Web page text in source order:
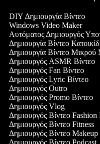
DIY Δημιουργία Βίντεο
Windows Video Maker
Αυτόματος Δημιουργός
Δημιουργία Βίντεο
Δημιουργία Βίντεο Μικρού
Δημιουργός ASMR Βίντεο
Δημιουργός Fan Βίντεο
Δημιουργός Lyric Βίντεο
Δημιουργός Outro
Δημιουργός Promo Βίντεο
Δημιουργός Vlog
Δημιουργός Βίντεο Fashion
Δημιουργός Βίντεο Fitness
Δημιουργός Βίντεο Makeup